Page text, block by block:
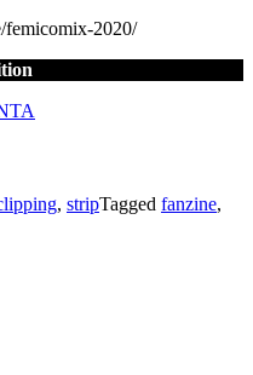
femicomix-2020/
, stripTagged fanzine,